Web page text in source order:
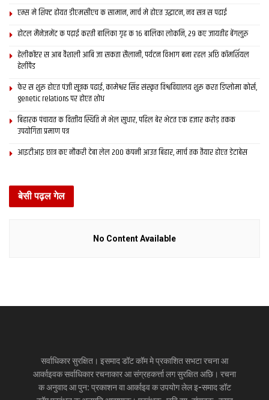
एम्स मे शिफ्ट होयत डीएमसीएच क सामान, मार्च मे होएत उद्घाटन, नव सत्र स पढाई
होटल मैनेजमेंट क पढ़ाई करती बालिका गृह क 16 बालिका लोकनि, 29 कए जायतीह बेंगलुरु
हेलीकॉप्टर स आब वैशाली आबि जा सकता सैलानी, पर्यटन विभाग बना रहल अछि कॉमर्शियल
हेलीपैड
फेर स शुरू होएत पंजी सूत्रक पढाई, कामेश्वर सिंह संस्कृत विश्वविद्यालय शुरू करत डिप्लोमा कोर्स,
genetic relations पर होएत शोध
बिहारक पंचायत क वित्‍तीय स्थिति मे भेल सुधार, पहिल बेर भेटत एक हजार करोड़ तकक
उपयोगिता प्रमाण पत्र
आइटीआइ छात्र कए नौकरी देबा लेल 200 कंपनी आउत बिहार, मार्च तक तैयार होएत डेटाबेस
बेसी पढ़ल गेल
No Content Available
सर्वाधिकार सुरक्षित। इसमाद डॉट कॉम मे प्रकाशित सभटा रचना आ
आर्काइवक सर्वाधिकार रचनाकार आ संग्रहकर्त्ता लग सुरक्षित अछि। रचना
क अनुवाद आ पुन: प्रकाशन वा आर्काइव क उपयोग लेल इ-समाद डॉट